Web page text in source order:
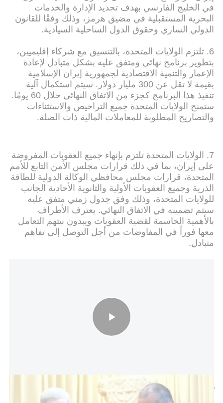
في الخليج الفارسي بهدف تحديد الإدارة والخدمات
البحرية المستقبلية في مضيق هرمز، وذلك وفقًا للقانون
الدولي الساري وحقوق الدول الساحلية السيادية.
6. تلتزم الولايات المتحدة، بالتنسيق مع شركاء إقليميين،
بتطوير برنامج نهائي ومتفق عليه بشكل متبادل لإعادة
الإعمار والتنمية الاقتصادية لجمهورية إيران الإسلامية
بقيمة لا تقل عن 300 مليار دولار. سيتم استكمال آلية
تنفيذ هذا البرنامج كجزء من الاتفاق النهائي خلال 60 يومًا.
ستمنح الولايات المتحدة جميع التراخيص والاستثناءات
والتصاريح المطلوبة للمعاملات المالية ذات الصلة.
7. الولايات المتحدة تلتزم بإنهاء جميع العقوبات المفروضة
على إيران، بما في ذلك قرارات مجلس الأمن التابع للأمم
المتحدة، قرارات مجلس محافظي الوكالة الدولية للطاقة
الذرية وجميع العقوبات الأولية والثانوية الأحادية الجانب
للولايات المتحدة، وذلك وفق جدول زمني متفق عليه
سيتم تضمينه في الاتفاق النهائي. يعترف الأطراف
بالأهمية الحاسمة لقضية العقوبات ويبدون نيتهم التعامل
معها فوراً في المفاوضات من أجل التوصل إلى تفاهم
متبادل.
نتنياهو لم ينجح في تحويل مكاسب الحرب إلى مكاسب سياسية.. ويُنظر
إليه على أنه فشل ذريع